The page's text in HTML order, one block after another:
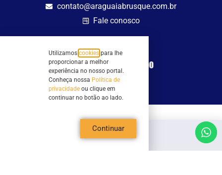
contato@araguaiabrusque.com.br
Fale conosco
Todos os direitos reservados - Sociedade Rádio Araguaia de Brusque Ltda -
CNPJ 82.983.230/0001-82
Mathilde Hoffmann, 66 - Centro II, Brusque, SC - 88353-120 - Centro Comercial
Copyright © 2026 | Rádio Araguaia
Utilizamos cookies para lhe
proporcionar a melhor
experiência no nosso portal.
Conheça nossa Política de
privacidade ou clique em
continuar no botão ao lado.
Continuar